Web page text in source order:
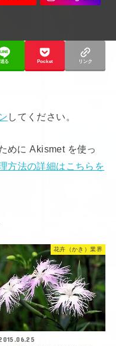
送る Pocket リンク
してください。
めに Akismet を使っ
方法の詳細はこちらを
花卉（かき）業界